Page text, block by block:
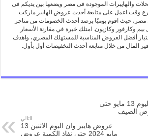
والهايبرات الموجودة فى مصر ويضعها بين يديكم فى
وقت اعمل على متابعة أحدث عروض الهايبر ماركت
حيث اقوم يوميًا برصد أحدث الخصومات من متاجر
بيم وكارفور وكازيون. امتلك خبرة في مقارنة الأسعار
أفضل العروض المناسبة للمستهلك المصري، واهدف
المال من خلال متابعة أحدث التخفيضات أول بأول.
عروض الفرجانى اليوم 13 مايو حتى
التالي
عروض هايبر وان اليوم الاثنين 13
مايو 2024 حتى نفاذ الكمية عروض